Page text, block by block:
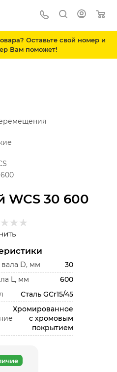
Оставьте свой номер и
Вам поможет!
30 600
D, мм
30
L, мм
600
Сталь GCr15/45
Хромированное
с хромовым
покрытием